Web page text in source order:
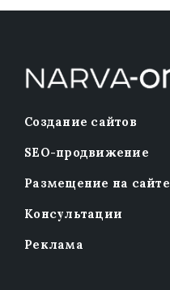
Создание сайтов
SEO-продвижение
Размещение на сайте
Консультации
Реклама